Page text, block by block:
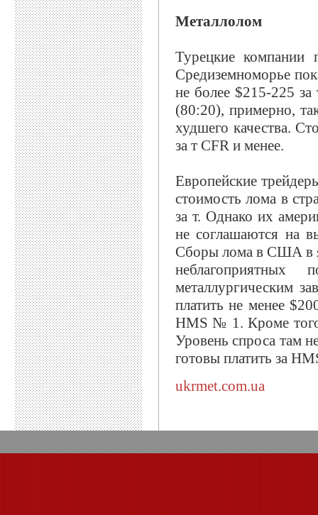
Металлолом
Турецкие
Средиземноморье
не более $215-225
(80:20), примерно,
худшего качества.
за т CFR и менее.
Европейские
стоимость лома в
за т. Однако их
не соглашаются на
Сборы лома в США в
металлургическим
платить не менее
HMS № 1. Кроме
Уровень спроса там
готовы платить за
ukrmet.com.ua